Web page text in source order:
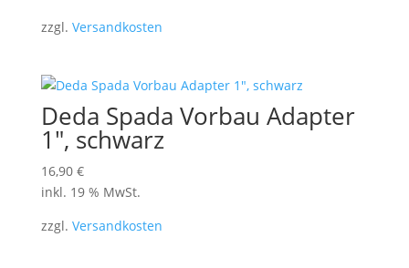
zzgl. Versandkosten
Deda Spada Vorbau Adapter
1″, schwarz
16,90 €
inkl. 19 % MwSt.
zzgl. Versandkosten